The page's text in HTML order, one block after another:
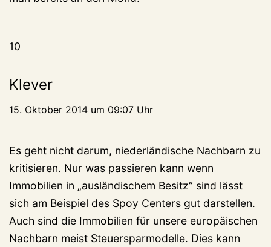
10
Klever
15. Oktober 2014 um 09:07 Uhr
Es geht nicht darum, niederländische Nachbarn zu
kritisieren. Nur was passieren kann wenn
Immobilien in „ausländischem Besitz“ sind lässt
sich am Beispiel des Spoy Centers gut darstellen.
Auch sind die Immobilien für unsere europäischen
Nachbarn meist Steuersparmodelle. Dies kann